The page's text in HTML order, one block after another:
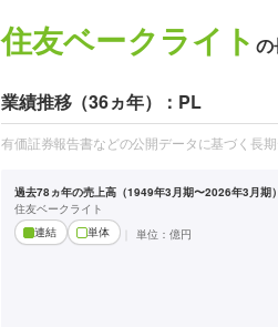
住友ベークライトの
業績推移（36ヵ年）：PL
有価証券報告書などの公開データに基づく長
過去78ヵ年の売上高（1949年3月期〜2026年3月期）
住友ベークライト
連結
単体 単位： 億円